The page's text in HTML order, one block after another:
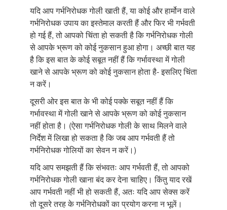
यदि आप गर्भनिरोधक गोली खाती हैं, या कोई और हार्मोन वाले
गर्भनिरोधक उपाय का इस्तेमाल करती हैं और फिर भी गर्भवती
हो गई हैं, तो आपको चिंता हो सकती है कि गर्भनिरोधक गोली
से आपके भ्रूण को कोई नुकसान हुआ होगा। अच्छी बात यह
है कि इस बात के कोई सबूत नहीं हैं कि गर्भावस्था में गोली
खाने से आपके भ्रूण को कोई नुकसान होता है- इसलिए चिंता
न करें।
दूसरी ओर इस बात के भी कोई पक्के सबूत नहीं हैं कि
गर्भावस्था में गोली खाने से आपके भ्रूण को कोई नुकसान
नहीं होता है। (ऐसा गर्भनिरोधक गोली के साथ मिलने वाले
निर्देश में लिखा हो सकता है कि जब आप गर्भवती हैं तो
गर्भनिरोधक गोलियों का सेवन न करें।)
यदि आप समझती हैं कि संभवतः आप गर्भवती हैं, तो आपको
गर्भनिरोधक गोली खाना बंद कर देना चाहिए। किंतु याद रखें
आप गर्भवती नहीं भी हो सकती हैं, अतः यदि आप सेक्स करें
तो दूसरे तरह के गर्भनिरोधकों का प्रयोग करना न भूलें।